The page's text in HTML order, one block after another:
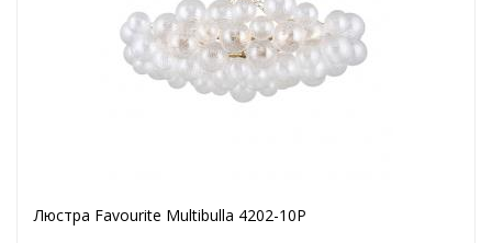
Люстра Favourite Multibulla 4202-10P